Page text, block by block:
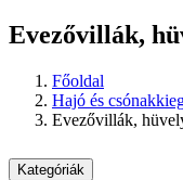
Evezővillák,
Főoldal
Hajó és
Evezővillák,
Kategóriák